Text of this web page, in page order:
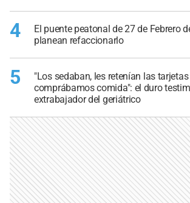
4
El puente peatonal de 27 de Febrero
planean refaccionarlo
5
"Los sedaban, les retenían las
comprábamos comida": el duro
extrabajador del geriátrico